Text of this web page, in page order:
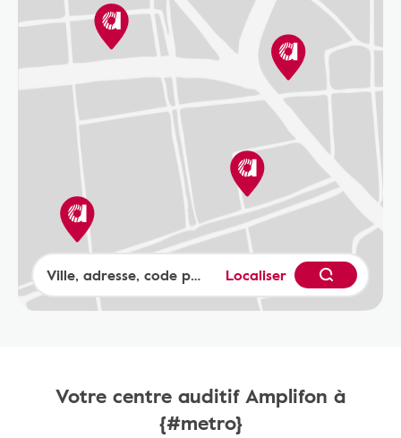
Localiser
Votre centre auditif Amplifon à
{#metro}